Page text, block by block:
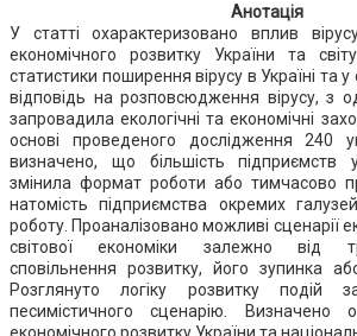
Анотація
У статті охарактеризовано вплив
економічного розвитку України та
статистики поширення вірусу в Україні та
відповідь на розповсюдження вірусу, з
запровадила екологічні та економічні
основі проведеного дослідження 240
визначено, що більшість підприємств
змінила формат роботи або тимчасово
натомість підприємства окремих
роботу. Проаналізовано можливі сценарії
світової економіки залежно від
сповільнення розвитку, його зупинка
Розглянуто логіку розвитку подій
песимістичного сценарію. Визначено
економічного розвитку України та